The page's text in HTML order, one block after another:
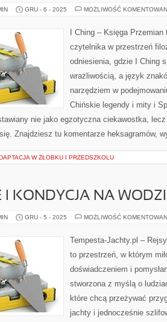
GRU - 6 - 2025 MOŻLIWOŚĆ
I Ching – Księga
czytelnika w przestrzeń
odniesienia, gdzie I Ching
wrażliwością, a język
narzędziem w
Chińskie legendy i mity i
nie jako egzotyczna ciekawostka,
Znajdziesz tu komentarze heksagramów,
W ŻŁOBKU I PRZEDSZKOLU
I KONDYCJA NA
GRU - 5 - 2025 MOŻLIWOŚĆ
Tempesta-Jachty.pl –
to przestrzeń, w którym
doświadczeniem i
stworzona z myślą o
które chcą przeżywać
jachty i jednocześnie